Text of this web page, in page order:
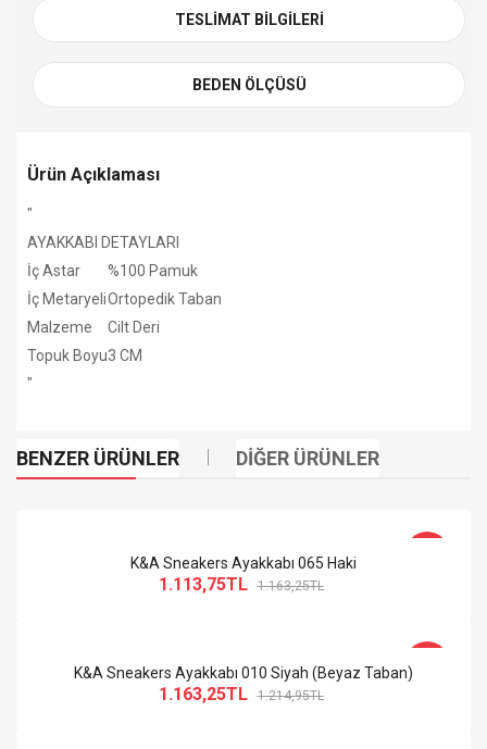
TESLIMAT BILGILERI
BEDEN ÖLÇÜSÜ
Ürün Açıklaması
"
AYAKKABI DETAYLARI
İç Astar
%100 Pamuk
İç MetaryeliOrtopedik Taban
Malzeme
Cilt Deri
Topuk Boyu3 CM
"
BENZER ÜRÜNLER DIĞER ÜRÜNLER
K&A Sneakers Ayakkabı 065 Haki
1.113,75TL 1.163,25TL
K&A Sneakers Ayakkabı 010 Siyah (Beyaz Taban)
1.163,25TL 1.214,95TL